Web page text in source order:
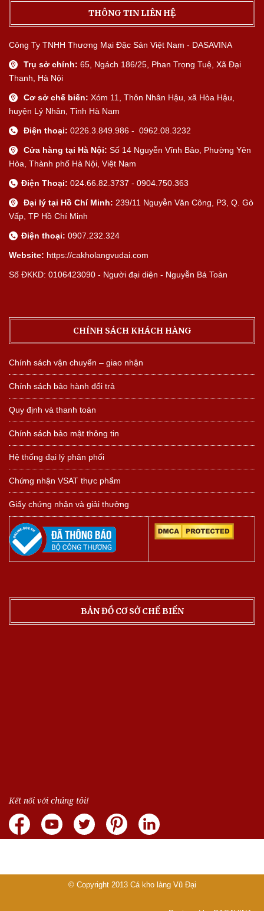
THÔNG TIN LIÊN HỆ
Công Ty TNHH Thương Mại Đặc Sản Việt Nam - DASAVINA
Trụ sở chính: 65, Ngách 186/25, Phan Trọng Tuệ, Xã Đại
Thanh, Hà Nội
Cơ sở chế biến: Xóm 11, Thôn Nhân Hậu, xã Hòa Hậu,
huyện Lý Nhân, Tỉnh Hà Nam
Điện thoại: 0226.3.849.986 - 0962.08.3232
Cửa hàng tại Hà Nội: Số 14 Nguyễn Vĩnh Bảo, Phường Yên
Hòa, Thành phố Hà Nội, Việt Nam
Điện Thoại: 024.66.82.3737 - 0904.750.363
Đại lý tại Hồ Chí Minh: 239/11 Nguyễn Văn Công, P3, Q. Gò
Vấp, TP Hồ Chí Minh
Điện thoại: 0907.232.324
Website: https://cakholangvudai.com
Số ĐKKD: 0106423090 - Người đại diện - Nguyễn Bá Toàn
CHÍNH SÁCH KHÁCH HÀNG
Chính sách vận chuyển – giao nhận
Chính sách bảo hành đổi trả
Quy định và thanh toán
Chính sách bảo mật thông tin
Hệ thống đại lý phân phối
Chứng nhận VSAT thực phẩm
Giấy chứng nhận và giải thưởng
BẢN ĐỒ CƠ SỞ CHẾ BIẾN
Kết nối với chúng tôi!
© Copyright 2013 Cá kho làng Vũ Đại